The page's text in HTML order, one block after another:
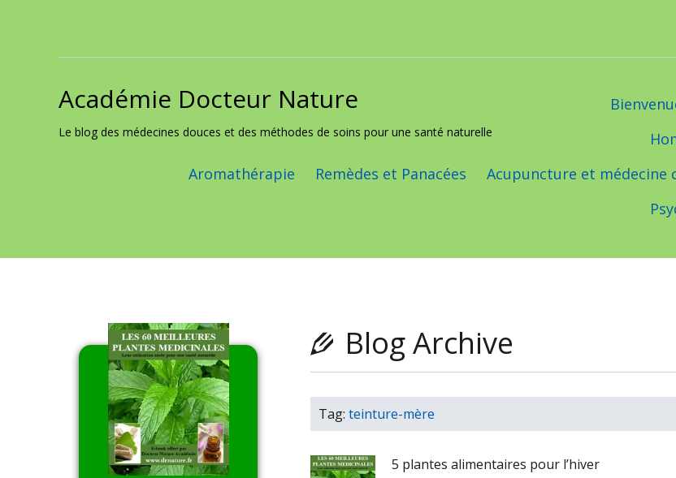
Académie Docteur Nature
Le blog des médecines douces et des méthodes de soins pour une santé naturelle
Skip to content
Aromathérapie
Remèdes et Panacées Acupuncture et médecine
Blog Archive
Tag: teinture-mère
5 plantes alimentaires pour l’hiver